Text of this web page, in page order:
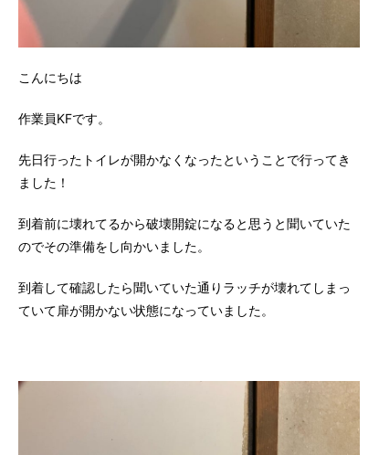
こんにちは
作業員KFです。
先日行ったトイレが開かなくなったということで行ってき
ました！
到着前に壊れてるから破壊開錠になると思うと聞いていた
のでその準備をし向かいました。
到着して確認したら聞いていた通りラッチが壊れてしまっ
ていて扉が開かない状態になっていました。